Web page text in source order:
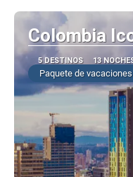
Colombia
5 DESTINOS 13
Paquete de vacaciones